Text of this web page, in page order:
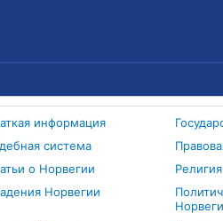
информация
система
о Норвегии
Норвегии